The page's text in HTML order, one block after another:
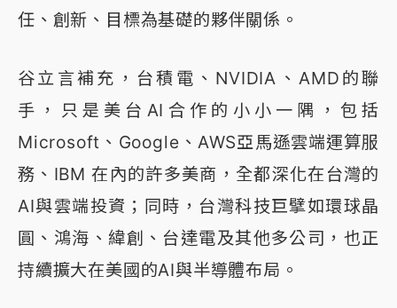
任、創新、目標為基礎的夥伴關係。
谷立言補充，台積電、NVIDIA、AMD的聯
手，只是美台AI合作的小小一隅，包括
Microsoft、Google、AWS亞馬遜雲端運算服
務、IBM 在內的許多美商，全都深化在台灣的
AI與雲端投資；同時，台灣科技巨擘如環球晶
圓、鴻海、緯創、台達電及其他多公司，也正
持續擴大在美國的AI與半導體布局。